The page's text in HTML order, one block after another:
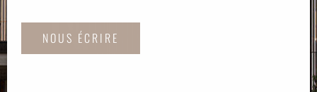
NOUS ÉCRIRE